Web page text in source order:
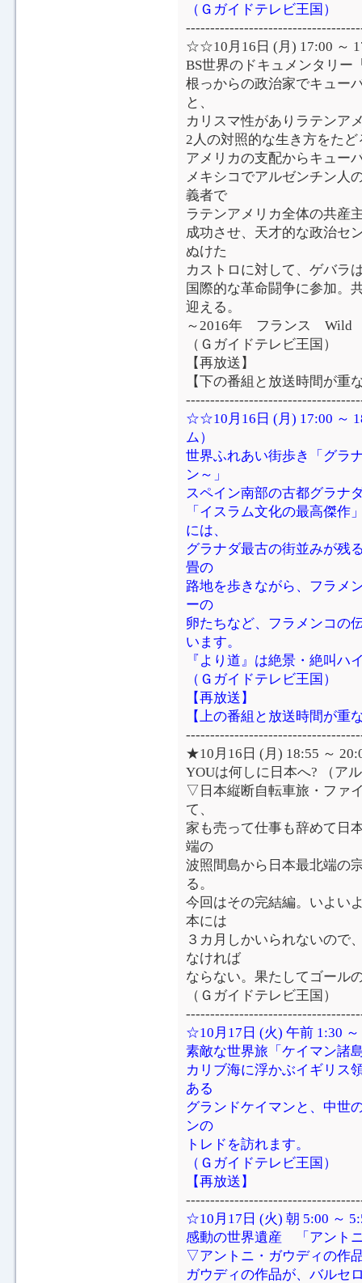
（Ｇガイドテレビ王国）
☆☆10月16日 (月) 17:00 ～
BS世界のドキュメンタリー
根っからの政治家でキュー
と、
カリスマ性がありラテンア
2人の対照的な生き方をたど
アメリカの支配からキュー
メキシコでアルゼンチン人
義者で
ラテンアメリカ全体の共産
成功させ、天才的な政治セ
ぬけた
カストロに対して、ゲバラ
国際的な革命闘争に参加。
迎える。
～2016年 フランス Wild
（Ｇガイドテレビ王国）
【再放送】
【下の番組と放送時間が重
☆☆10月16日 (月) 17:00 ～
ム）
世界ふれあい街歩き「グラ
ン～」
スペイン南部の古都グラナ
「イスラム文化の最高傑作
には、
グラナダ最古の街並みが残
畳の
路地を歩きながら、フラメ
ーの
卵たちなど、フラメンコの
います。
『より道』は絶景・絶叫ハ
（Ｇガイドテレビ王国）
【再放送】
【上の番組と放送時間が重
★10月16日 (月) 18:55 ～
YOUは何しに日本へ? （ア
▽日本縦断自転車旅・ファ
て、
家も売って仕事も辞めて日
端の
波照間島から日本最北端の
る。
今回はその完結編。いよい
本には
３カ月しかいられないので
なければ
ならない。果たしてゴール
（Ｇガイドテレビ王国）
☆10月17日 (火) 午前 1:30
素敵な世界旅「ケイマン諸
カリブ海に浮かぶイギリス
ある
グランドケイマンと、中世
ンの
トレドを訪れます。
（Ｇガイドテレビ王国）
【再放送】
☆10月17日 (火) 朝 5:00 ～
感動の世界遺産 「アント
▽アントニ・ガウディの作
ガウディの作品が、バルセ